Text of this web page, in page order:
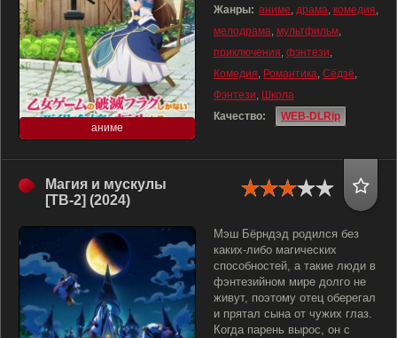
аниме
Жанры: аниме, драма, комедия,
мелодрама, мультфильм,
приключения, фэнтези,
Комедия, Романтика, Сёдзё,
Фэнтези, Школа
Качество:
WEB-DLRip
Магия и мускулы
[ТВ-2] (2024)
Мэш Бёрндэд родился без
каких-либо магических
способностей, а такие люди в
фэнтезийном мире долго не
живут, поэтому отец оберегал
и прятал сына от чужих глаз.
Когда парень вырос, он с